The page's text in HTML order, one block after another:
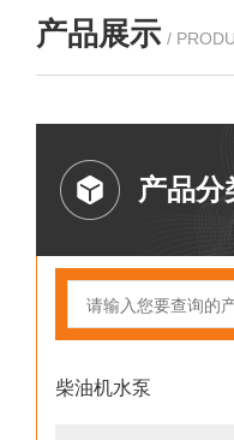
产品展示 /
产品分
柴油机水泵